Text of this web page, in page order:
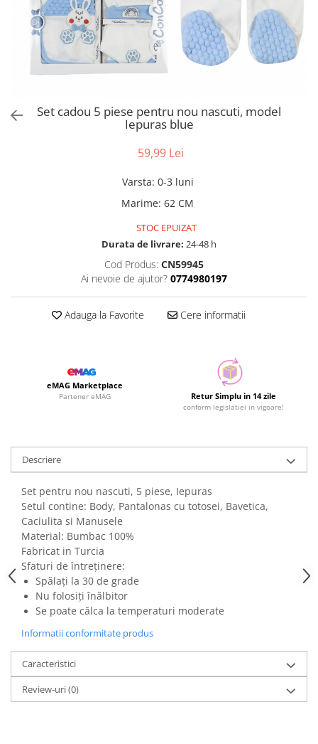
Set cadou 5 piese pentru nou nascuti, model
Iepuras blue
59,99 Lei
Varsta: 0-3 luni
Marime: 62 CM
STOC EPUIZAT
Durata de livrare: 24-48 h
Cod Produs: CN59945
Ai nevoie de ajutor? 0774980197
Adauga la Favorite Cere informatii
eMAG Marketplace
Partener eMAG Retur Simplu in 14 zile
conform legislatiei in vigoare!
Descriere
Set pentru nou nascuti, 5 piese, Iepuras
Setul contine: Body, Pantalonas cu totosei, Bavetica,
Caciulita si Manusele
Material: Bumbac 100%
Fabricat in Turcia
Sfaturi de întreținere:
Spălați la 30 de grade
Nu folosiți înălbitor
Se poate călca la temperaturi moderate
Informatii conformitate produs
Caracteristici
Review-uri(0)